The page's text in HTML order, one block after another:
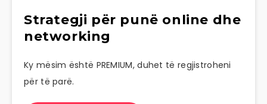
Strategji për punë online dhe
networking
Ky mësim është PREMIUM, duhet të regjistroheni
për të parë.